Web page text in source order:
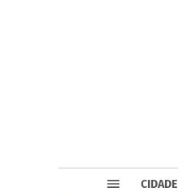
CIDADE